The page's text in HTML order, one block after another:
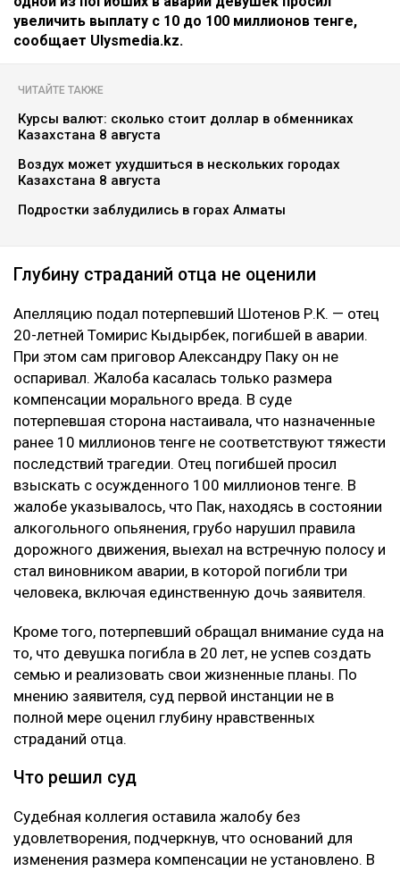
увеличить выплату с 10 до 100 миллионов тенге,
сообщает Ulysmedia.kz.
ЧИТАЙТЕ ТАКЖЕ
Курсы валют: сколько стоит доллар в обменниках
Казахстана 8 августа
Воздух может ухудшиться в нескольких городах
Казахстана 8 августа
Подростки заблудились в горах Алматы
Глубину страданий отца не оценили
Апелляцию подал потерпевший Шотенов Р.К. — отец
20-летней Томирис Кыдырбек, погибшей в аварии.
При этом сам приговор Александру Паку он не
оспаривал. Жалоба касалась только размера
компенсации морального вреда. В суде
потерпевшая сторона настаивала, что назначенные
ранее 10 миллионов тенге не соответствуют тяжести
последствий трагедии. Отец погибшей просил
взыскать с осужденного 100 миллионов тенге. В
жалобе указывалось, что Пак, находясь в состоянии
алкогольного опьянения, грубо нарушил правила
дорожного движения, выехал на встречную полосу и
стал виновником аварии, в которой погибли три
человека, включая единственную дочь заявителя.
Кроме того, потерпевший обращал внимание суда на
то, что девушка погибла в 20 лет, не успев создать
семью и реализовать свои жизненные планы. По
мнению заявителя, суд первой инстанции не в
полной мере оценил глубину нравственных
страданий отца.
Что решил суд
Судебная коллегия оставила жалобу без
удовлетворения, подчеркнув, что оснований для
изменения размера компенсации не установлено. В